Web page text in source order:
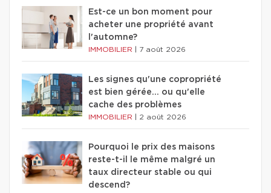
Est-ce un bon moment pour
acheter une propriété avant
l'automne?
IMMOBILIER 7 août 2026
Les signes qu'une copropriété
est bien gérée… ou qu'elle
cache des problèmes
IMMOBILIER 2 août 2026
Pourquoi le prix des maisons
reste-t-il le même malgré un
taux directeur stable ou qui
descend?